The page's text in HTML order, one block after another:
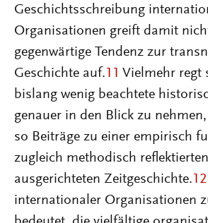
Geschichtsschreibung
Organisationen greift damit
gegenwärtige Tendenz zur
Geschichte auf. 11 Vielmehr regt
bislang wenig beachtete
genauer in den Blick zu
so Beiträge zu einer empirisch
zugleich methodisch
ausgerichteten Zeitgeschichte. 12
internationaler Organisationen